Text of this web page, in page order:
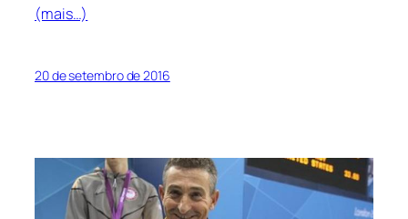
(mais…)
20 de setembro de 2016